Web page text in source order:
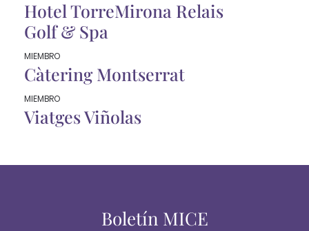
Hotel TorreMirona Relais
Golf & Spa
MIEMBRO
Càtering Montserrat
MIEMBRO
Viatges Viñolas
Boletín MICE